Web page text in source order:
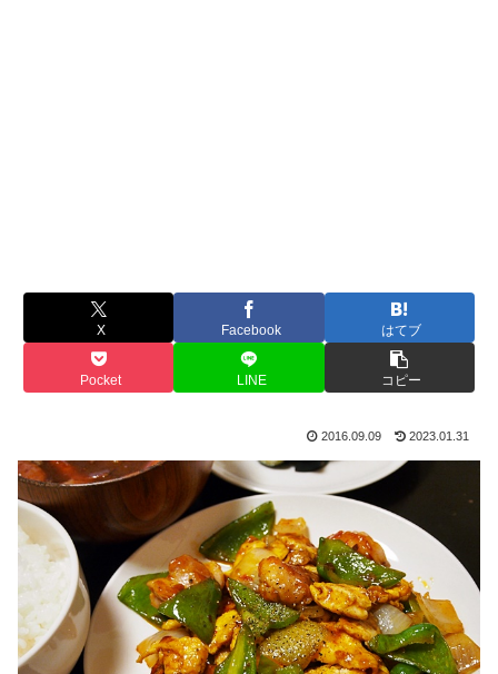
X Facebook はてブ
Pocket LINE コピー
2016.09.09 2023.01.31